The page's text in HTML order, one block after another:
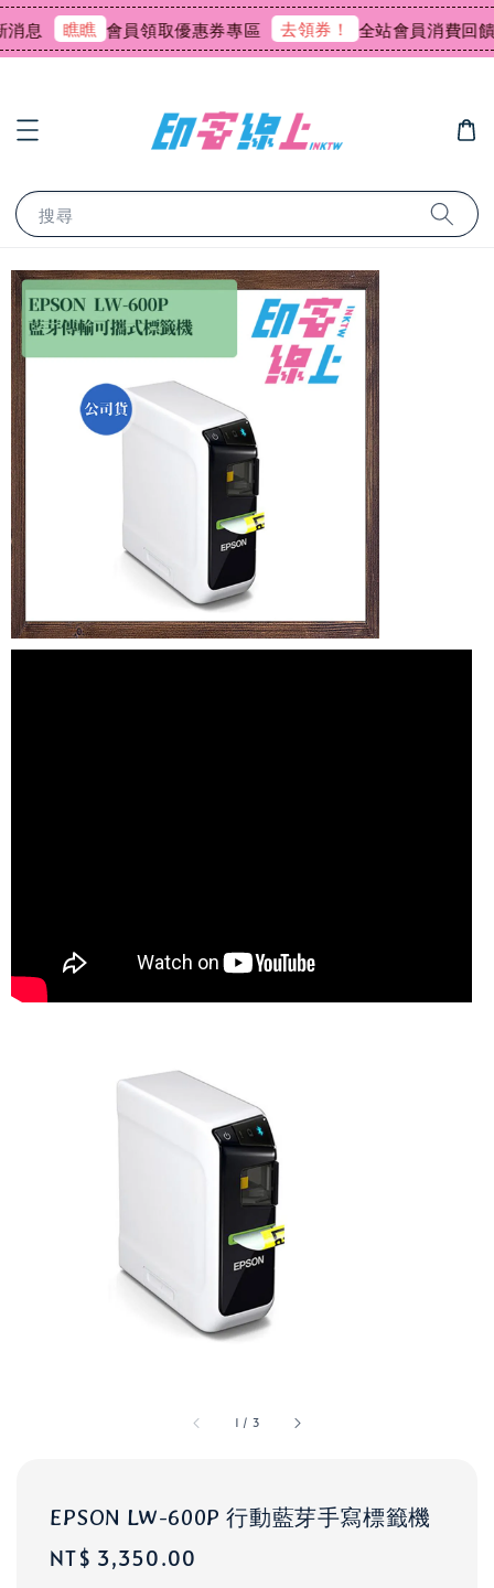
瞧 會員領取優惠券專區 去領券！ 全站會員消費回饋0.75%
搜尋
1 / 3
EPSON LW-600P 行動藍芽手寫標籤機
Regular
NT$ 3,350.00